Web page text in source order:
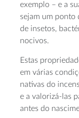
exemplo – e a
sejam um ponto
de insetos,
nocivos.
Estas
em várias
nativas do
e a valorizá-las
antes do